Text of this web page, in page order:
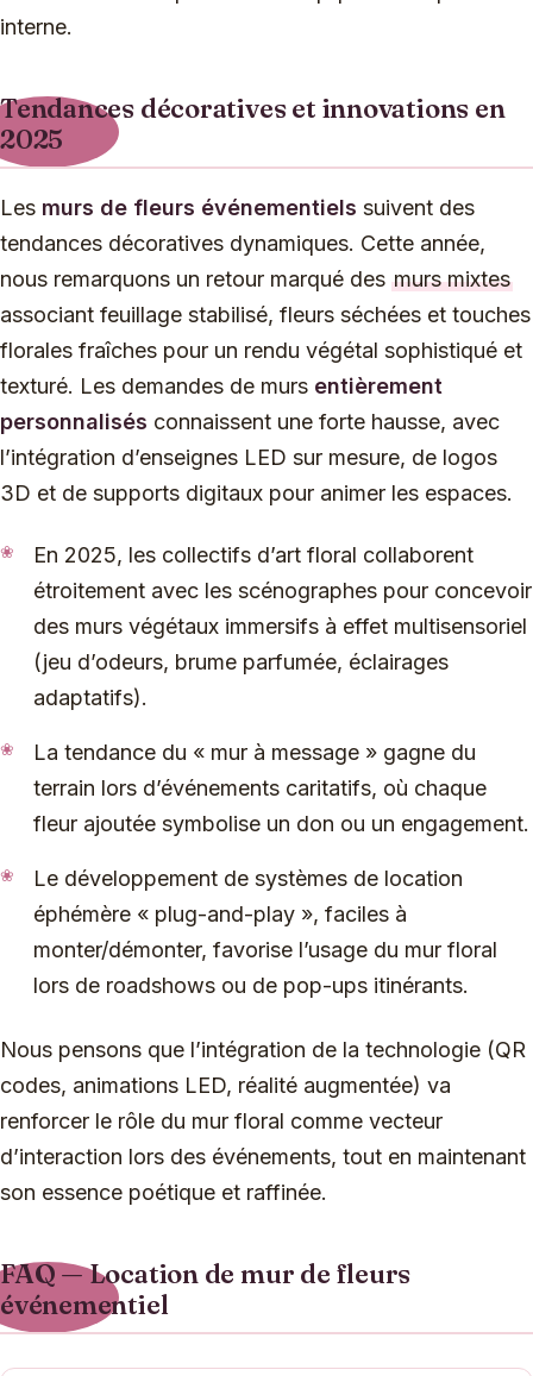
interne.
Tendances décoratives et innovations en
2025
Les murs de fleurs événementiels suivent des
tendances décoratives dynamiques. Cette année,
nous remarquons un retour marqué des murs mixtes
associant feuillage stabilisé, fleurs séchées et touches
florales fraîches pour un rendu végétal sophistiqué et
texturé. Les demandes de murs entièrement
personnalisés connaissent une forte hausse, avec
l’intégration d’enseignes LED sur mesure, de logos
3D et de supports digitaux pour animer les espaces.
En 2025, les collectifs d’art floral collaborent
étroitement avec les scénographes pour concevoir
des murs végétaux immersifs à effet multisensoriel
(jeu d’odeurs, brume parfumée, éclairages
adaptatifs).
La tendance du « mur à message » gagne du
terrain lors d’événements caritatifs, où chaque
fleur ajoutée symbolise un don ou un engagement.
Le développement de systèmes de location
éphémère « plug-and-play », faciles à
monter/démonter, favorise l’usage du mur floral
lors de roadshows ou de pop-ups itinérants.
Nous pensons que l’intégration de la technologie (QR
codes, animations LED, réalité augmentée) va
renforcer le rôle du mur floral comme vecteur
d’interaction lors des événements, tout en maintenant
son essence poétique et raffinée.
FAQ — Location de mur de fleurs
événementiel